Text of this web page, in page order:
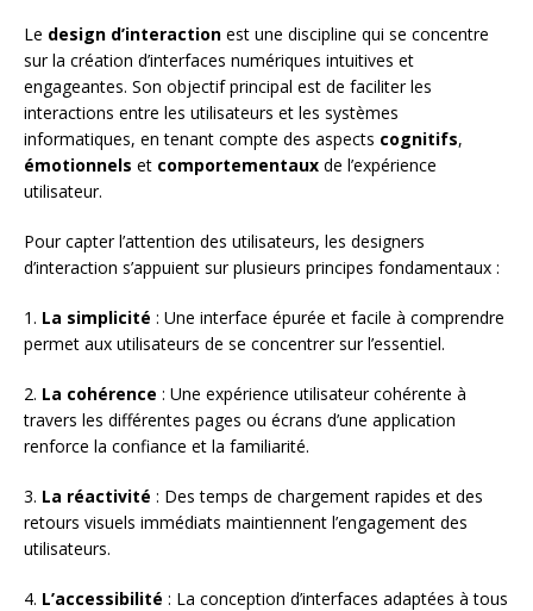
Le design d’interaction est une discipline qui se concentre
sur la création d’interfaces numériques intuitives et
engageantes. Son objectif principal est de faciliter les
interactions entre les utilisateurs et les systèmes
informatiques, en tenant compte des aspects cognitifs,
émotionnels et comportementaux de l’expérience
utilisateur.
Pour capter l’attention des utilisateurs, les designers
d’interaction s’appuient sur plusieurs principes fondamentaux :
1. La simplicité : Une interface épurée et facile à comprendre
permet aux utilisateurs de se concentrer sur l’essentiel.
2. La cohérence : Une expérience utilisateur cohérente à
travers les différentes pages ou écrans d’une application
renforce la confiance et la familiarité.
3. La réactivité : Des temps de chargement rapides et des
retours visuels immédiats maintiennent l’engagement des
utilisateurs.
4. L’accessibilité : La conception d’interfaces adaptées à tous